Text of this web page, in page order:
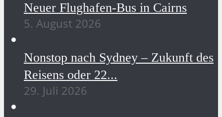
Neuer Flughafen-Bus in Cairns
5. August 2026
Nonstop nach Sydney – Zukunft des
Reisens oder 22...
29. Juli 2026